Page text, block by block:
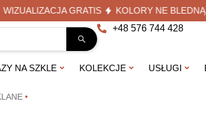
GRATIS KOLORY NE BLEDNĄ 10
+48 576 744 428
NA SZKLE KOLEKCJE USŁUGI
•